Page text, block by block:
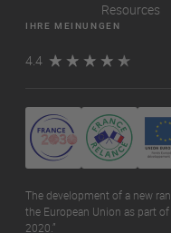
Resources
IHRE MEINUNGEN
4.4
The development of a new
the European Union as part
2020.”